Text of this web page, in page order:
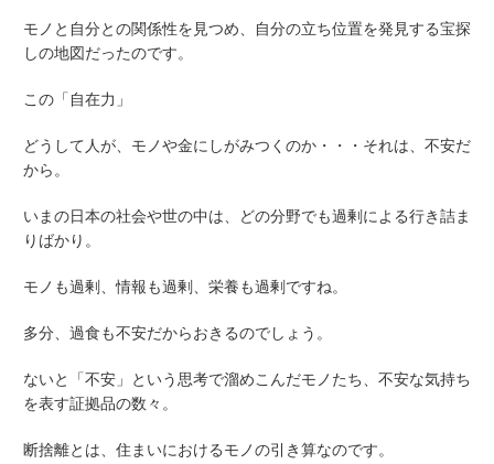
モノと自分との関係性を見つめ、自分の立ち位置を発見する宝探
しの地図だったのです。
この「自在力」
どうして人が、モノや金にしがみつくのか・・・それは、不安だ
から。
いまの日本の社会や世の中は、どの分野でも過剰による行き詰ま
りばかり。
モノも過剰、情報も過剰、栄養も過剰ですね。
多分、過食も不安だからおきるのでしょう。
ないと「不安」という思考で溜めこんだモノたち、不安な気持ち
を表す証拠品の数々。
断捨離とは、住まいにおけるモノの引き算なのです。